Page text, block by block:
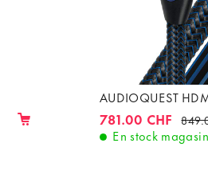
AUDIOQUEST
781.00 CHF
En stock magasin